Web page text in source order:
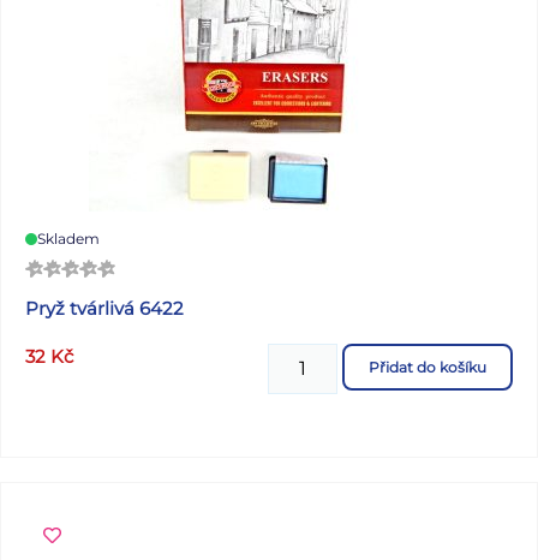
Skladem
Pryž tvárlivá 6422
32 Kč Přidat do košíku